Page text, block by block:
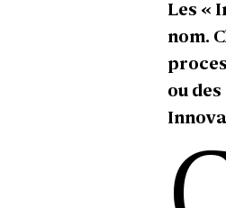
Les «
nom.
ou